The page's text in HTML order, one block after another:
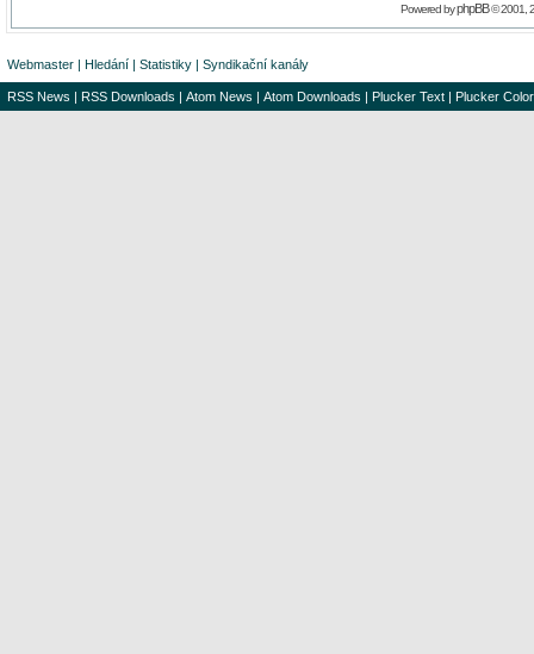
Powered byphpBB© 2001,
Webmaster | Hledání | Statistiky | Syndikační kanály
RSS News | RSS Downloads | Atom News | Atom Downloads | Plucker Text | Plucker Color